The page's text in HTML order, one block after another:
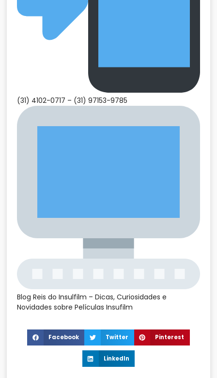
(31) 4102-0717 – (31) 97153-9785
Blog Reis do Insulfilm – Dicas, Curiosidades e
Novidades sobre Películas Insufilm
Facebook Twitter Pinterest
LinkedIn